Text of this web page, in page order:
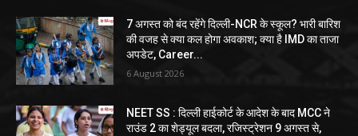
7 अगस्त को बंद रहेंगे दिल्ली-NCR के स्कूल? भारी बारिश
की वजह से क्या कल होगा अवकाश; क्या है IMD का ताजा
अपडेट, Career...
6 August 2026
NEET SS : दिल्ली हाईकोर्ट के आदेश के बाद MCC ने
राउंड 2 का शेड्यूल बदला, रजिस्ट्रेशन 9 अगस्त से,